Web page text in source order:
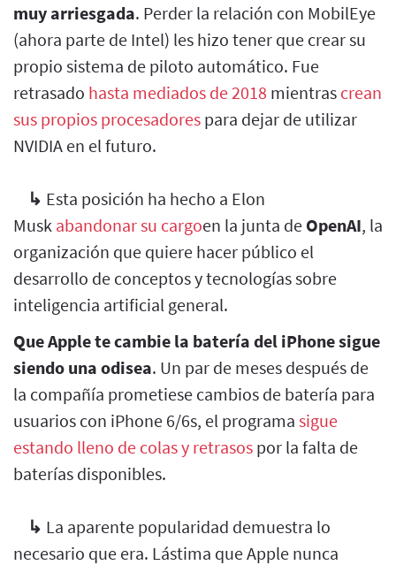
muy arriesgada. Perder la relación con MobilEye
(ahora parte de Intel) les hizo tener que crear su
propio sistema de piloto automático. Fue
retrasado hasta mediados de 2018 mientras crean
sus propios procesadores para dejar de utilizar
NVIDIA en el futuro.
↳ Esta posición ha hecho a Elon
Musk abandonar su cargoen la junta de OpenAI, la
organización que quiere hacer público el
desarrollo de conceptos y tecnologías sobre
inteligencia artificial general.
Que Apple te cambie la batería del iPhone sigue
siendo una odisea. Un par de meses después de
la compañía prometiese cambios de batería para
usuarios con iPhone 6/6s, el programa sigue
estando lleno de colas y retrasos por la falta de
baterías disponibles.
↳ La aparente popularidad demuestra lo
necesario que era. Lástima que Apple nunca